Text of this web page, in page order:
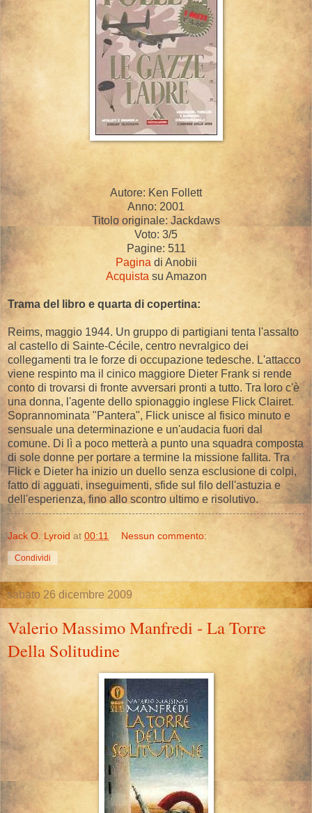
Autore: Ken Follett
Anno: 2001
Titolo originale: Jackdaws
Voto: 3/5
Pagine: 511
Pagina di Anobii
Acquista su Amazon
Trama del libro e quarta di copertina:
Reims, maggio 1944. Un gruppo di partigiani tenta l'assalto
al castello di Sainte-Cécile, centro nevralgico dei
collegamenti tra le forze di occupazione tedesche. L'attacco
viene respinto ma il cinico maggiore Dieter Frank si rende
conto di trovarsi di fronte avversari pronti a tutto. Tra loro c'è
una donna, l'agente dello spionaggio inglese Flick Clairet.
Soprannominata "Pantera", Flick unisce al fisico minuto e
sensuale una determinazione e un'audacia fuori dal
comune. Di lì a poco metterà a punto una squadra composta
di sole donne per portare a termine la missione fallita. Tra
Flick e Dieter ha inizio un duello senza esclusione di colpi,
fatto di agguati, inseguimenti, sfide sul filo dell'astuzia e
dell'esperienza, fino allo scontro ultimo e risolutivo.
Jack O. Lyroid at 00:11 Nessun commento:
Condividi
sabato 26 dicembre 2009
Valerio Massimo Manfredi - La Torre
Della Solitudine